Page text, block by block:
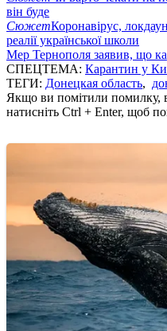
він буде
СюжетКоронавірус,
реалії української школи
Мер Тернополя заявив, що
СПЕЦТЕМА: Карантин у
ТЕГИ: Донецкая область,
Якщо ви помітили помилку,
натисніть Ctrl + Enter, щоб